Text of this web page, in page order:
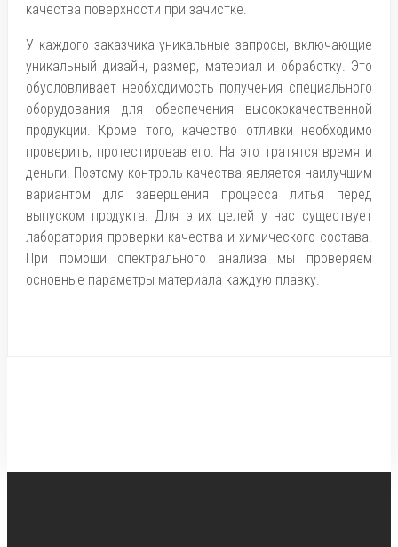
качества поверхности при зачистке.
У каждого заказчика уникальные запросы, включающие
уникальный дизайн, размер, материал и обработку. Это
обусловливает необходимость получения специального
оборудования для обеспечения высококачественной
продукции. Кроме того, качество отливки необходимо
проверить, протестировав его. На это тратятся время и
деньги. Поэтому контроль качества является наилучшим
вариантом для завершения процесса литья перед
выпуском продукта. Для этих целей у нас существует
лаборатория проверки качества и химического состава.
При помощи спектрального анализа мы проверяем
основные параметры материала каждую плавку.